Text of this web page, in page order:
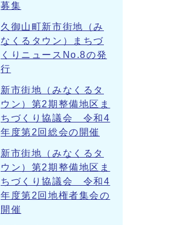
募集
久御山町新市街地（み
なくるタウン）まちづ
くりニュースNo.8の発
行
新市街地（みなくるタ
ウン）第2期整備地区ま
ちづくり協議会 令和4
年度第2回総会の開催
新市街地（みなくるタ
ウン）第2期整備地区ま
ちづくり協議会 令和4
年度第2回地権者集会の
開催